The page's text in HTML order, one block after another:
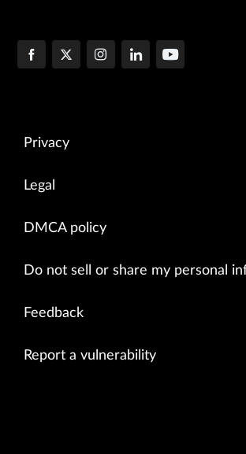
Privacy
Legal
DMCA policy
Do not sell or share my personal
Feedback
Report a vulnerability